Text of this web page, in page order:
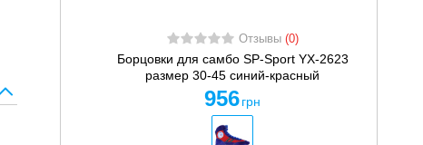
Отзывы (0)
Борцовки для самбо SP-Sport YX-2623
размер 30-45 синий-красный
956 грн